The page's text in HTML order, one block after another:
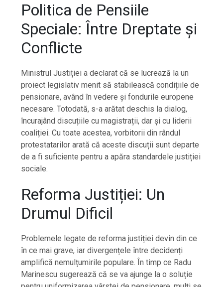
Politica de Pensiile
Speciale: Între Dreptate și
Conflicte
Ministrul Justiției a declarat că se lucrează la un
proiect legislativ menit să stabilească condițiile de
pensionare, având în vedere și fondurile europene
necesare. Totodată, s-a arătat deschis la dialog,
încurajând discuțiile cu magistrații, dar și cu liderii
coaliției. Cu toate acestea, vorbitorii din rândul
protestatarilor arată că aceste discuții sunt departe
de a fi suficiente pentru a apăra standardele justiției
sociale.
Reforma Justiției: Un
Drumul Dificil
Problemele legate de reforma justiției devin din ce
în ce mai grave, iar divergențele între decidenți
amplifică nemulțumirile populare. În timp ce Radu
Marinescu sugerează că se va ajunge la o soluție